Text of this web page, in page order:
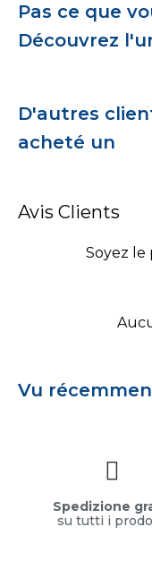
Pas ce que
Découvrez
D'autres
acheté un
Avis Clients
Soyez le
Vu
Spedizione
su tutti i